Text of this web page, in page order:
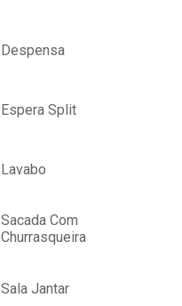
Despensa
Espera Split
Lavabo
Sacada Com
Churrasqueira
Sala Jantar